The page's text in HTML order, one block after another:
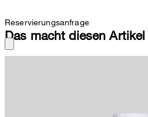
Reservierungsanfrage
Das macht diesen